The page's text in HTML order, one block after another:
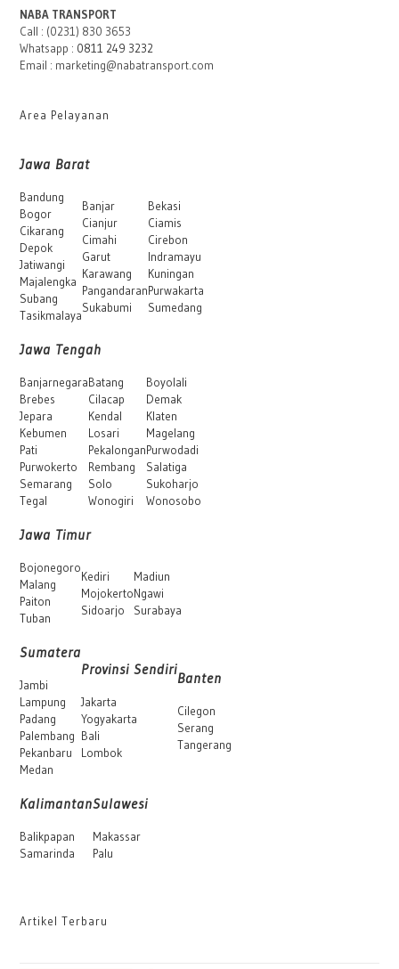
Jati
NABA TRANSPORT
Call : (0231) 830 3653
Whatsapp : 0811 249 3232
Email : marketing@nabatransport.com
Area Pelayanan
Jawa Barat
Bandung
Bogor
Cikarang
Depok
Jatiwangi
Majalengka
Subang
Tasikmalaya
Banjar
Cianjur
Cimahi
Garut
Karawang
Pangandaran
Sukabumi
Bekasi
Ciamis
Cirebon
Indramayu
Kuningan
Purwakarta
Sumedang
Jawa Tengah
Banjarnegara
Brebes
Jepara
Kebumen
Pati
Purwokerto
Semarang
Tegal
Batang
Cilacap
Kendal
Losari
Pekalongan
Rembang
Solo
Wonogiri
Boyolali
Demak
Klaten
Magelang
Purwodadi
Salatiga
Sukoharjo
Wonosobo
Jawa Timur
Bojonegoro
Malang
Paiton
Tuban
Kediri
Mojokerto
Sidoarjo
Madiun
Ngawi
Surabaya
Sumatera
Jambi
Lampung
Padang
Palembang
Pekanbaru
Medan
Provinsi Sendiri
Jakarta
Yogyakarta
Bali
Lombok
Banten
Cilegon
Serang
Tangerang
Kalimantan
Balikpapan
Samarinda
Sulawesi
Makassar
Palu
Artikel Terbaru